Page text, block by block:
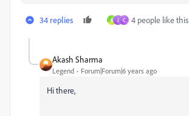
34 replies K J C 4 people like this
Akash Sharma
Legend Forum|Forum|6 years ago
Hi there,